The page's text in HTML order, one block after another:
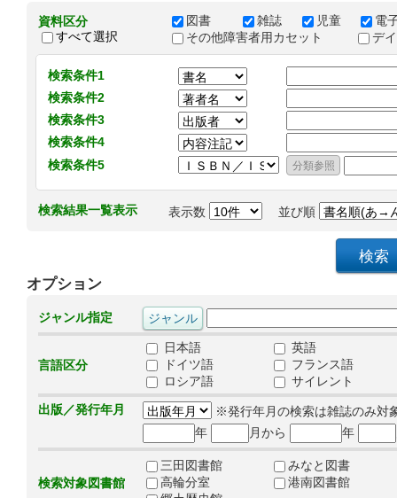
資料区分
すべて選択
図書 雑誌 児童
電
その他障害者用カセット
デ
検索条件1
検索条件2
検索条件3
検索条件4
検索条件5
検索結果一覧表示 表示数 並び順
オプション
ジャンル指定
言語区分
日本語
英語
ドイツ語
フランス語
ロシア語
サイレント
出版／発行年月
※発行年月の検索は雑誌のみ対
年
月から 年
検索対象図書館
三田図書館
みなと図書
高輪分室
港南図書館